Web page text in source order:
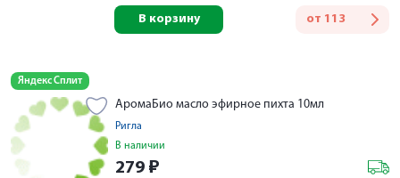
от 113
В корзину
Яндекс Сплит
АромаБио масло эфирное пихта 10мл
Ригла
В наличии
279 ₽